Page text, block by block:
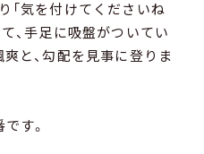
「気を付けてくださいね
、手足に吸盤がついてい
と、勾配を見事に登りま
す。